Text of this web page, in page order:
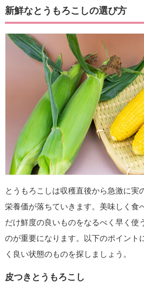
新鮮なとうもろこしの選び方
とうもろこしは収穫直後から急激に実
栄養価が落ちていきます。美味しく食
だけ鮮度の良いものをなるべく早く使
のが重要になります。以下のポイント
く良い状態のものを探しましょう。
皮つきとうもろこし